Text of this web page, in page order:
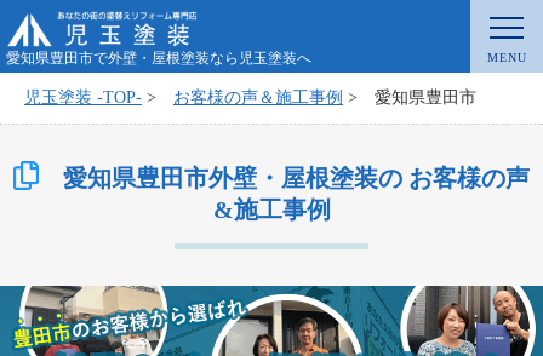
愛知県豊田市で外壁・屋根塗装なら児玉塗装へ
児玉塗装 -TOP- > お客様の声＆施工事例 > 愛知県豊田市
愛知県豊田市外壁・屋根塗装の お客様の声
&施工事例